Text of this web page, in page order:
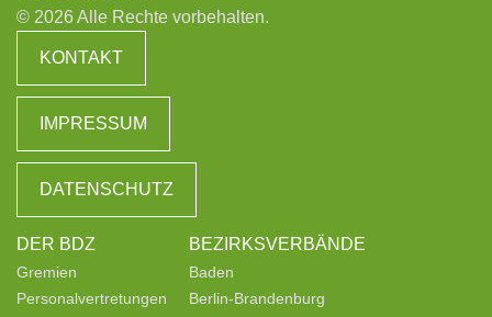
© 2026 Alle Rechte vorbehalten.
KONTAKT
IMPRESSUM
DATENSCHUTZ
DER BDZ
Gremien
Personalvertretungen
BEZIRKSVERBÄNDE
Baden
Berlin-Brandenburg